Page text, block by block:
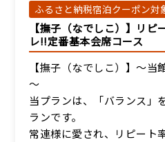
ふるさと納税宿泊クーポン対
【撫子（なでしこ）】リ
レ!!定番基本会席コース
【撫子（なでしこ）】～
～
当プランは、「バランス」
ランです。
常連様に愛され、リピート